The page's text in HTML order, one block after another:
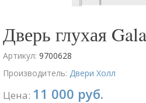
Дверь глухая
Артикул: 9700628
Производитель: Двери Холл
Цена: 11 000 руб.